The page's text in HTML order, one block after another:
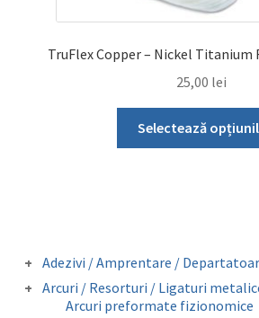
Adezivi / Amprentare /
Adezivi bracketi
Adezivi inel molar
Arcuri / Resorturi / Ligaturi
Arcuri preformate fizionomice
TruFlex Copper – Nickel Titanium
25,00 lei
Selectează